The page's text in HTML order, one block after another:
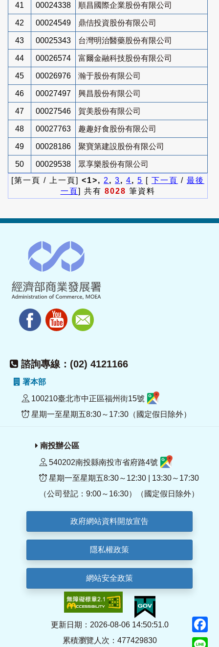
41 00024338 順昌國際企業股份有限公司
42 00024549 鼎佶投資股份有限公司
43 00025343 台灣明治醫藥股份有限公司
44 00026574 富爾金融科技股份有限公司
45 00026976 瀚于股份有限公司
46 00027497 興昌股份有限公司
47 00027546 賀美股份有限公司
48 00027763 趣趣好食股份有限公司
49 00028186 聚寶第建設股份有限公司
50 00029538
眾享樂股份有限公司
[第一頁 / 上一頁] <1>, 2 , 3, 4, 5 [ 下一頁 / 最後
一頁] 共有 8028 筆資料
諮詢專線：(02) 4121166
署本部
100210臺北市中正區福州街15號
星期一至星期五8:30～17:30（國定假日除外）
南投辦公區
540202南投縣南投市省府路4號
星期一至星期五8:30～12:30 | 13:30～17:30
（公司登記：9:00～16:30）（國定假日除外）
政府網站資料開放宣告
隱私權政策
網站安全政策
更新日期：2026-08-06 14:50:51.0
累積瀏覽人次：477429830